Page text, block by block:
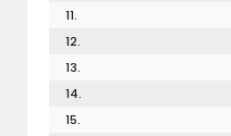
11.
12.
13.
14.
15.